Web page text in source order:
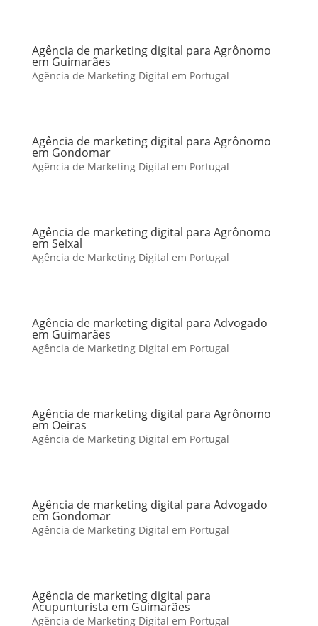
Agência de marketing digital para Agrônomo
em Guimarães
Agência de Marketing Digital em Portugal
Agência de marketing digital para Agrônomo
em Gondomar
Agência de Marketing Digital em Portugal
Agência de marketing digital para Agrônomo
em Seixal
Agência de Marketing Digital em Portugal
Agência de marketing digital para Advogado
em Guimarães
Agência de Marketing Digital em Portugal
Agência de marketing digital para Agrônomo
em Oeiras
Agência de Marketing Digital em Portugal
Agência de marketing digital para Advogado
em Gondomar
Agência de Marketing Digital em Portugal
Agência de marketing digital para
Acupunturista em Guimarães
Agência de Marketing Digital em Portugal